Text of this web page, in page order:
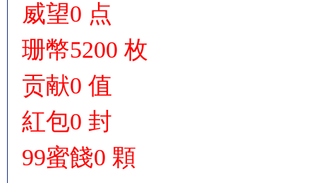
威望0 点
珊幣5200 枚
贡献0 值
紅包0 封
99蜜餞0 顆